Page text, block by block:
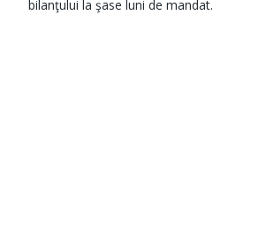
bilanţului la şase luni de mandat.